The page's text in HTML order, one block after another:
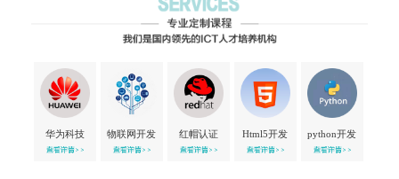
华为科技 物联网开发 红帽认证 Html5开发 python开发